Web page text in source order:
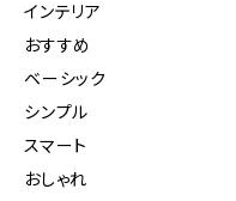
インテリア
おすすめ
ベーシック
シンプル
スマート
おしゃれ